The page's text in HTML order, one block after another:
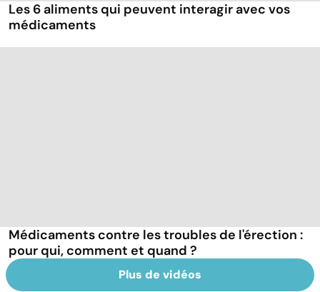
Les 6 aliments qui peuvent interagir avec vos
médicaments
Médicaments contre les troubles de l'érection :
pour qui, comment et quand ?
Plus de vidéos